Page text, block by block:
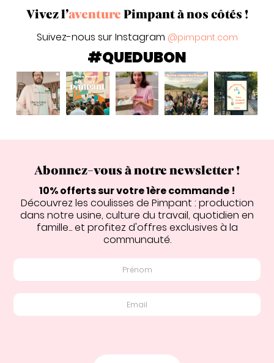
Vivez l’aventurePimpant à nos côtés !
Suivez-nous sur Instagram @pimpant.com
#QUEDUBON
Abonnez-vous à notre newsletter !
10% offerts sur votre 1ère commande !
Découvrez les coulisses de Pimpant : production
dans notre usine, culture du travail, quotidien en
famille... et profitez d'offres exclusives à la
communauté.